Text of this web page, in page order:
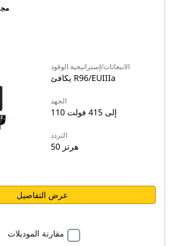
الانبعاثات/إستراتيجية الوقود
يكافئ R96/EUIIIa
الجهد
110 إلى 415 فولت
التردد
50 هرتز
عرض التفاصيل
مقارنة الموديلات